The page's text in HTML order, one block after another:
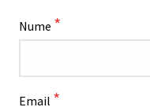
Nume *
Email *